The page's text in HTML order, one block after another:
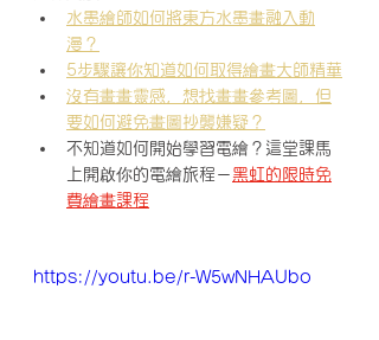
水墨繪師如何將東方水墨畫融入動
漫？
5步驟讓你知道如何取得繪畫大師精華
沒有畫畫靈感，想找畫畫參考圖，但
要如何避免畫圖抄襲嫌疑？
不知道如何開始學習電繪？這堂課馬
上開啟你的電繪旅程－ 黑虹的限時免
費繪畫課程
https://youtu.be/r-W5wNHAUbo